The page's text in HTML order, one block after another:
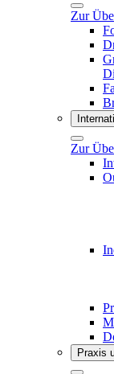
Zur
Zur
Praxis